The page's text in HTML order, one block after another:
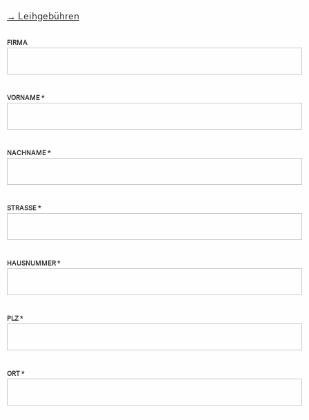
→ Leihgebühren
FIRMA
VORNAME *
NACHNAME *
STRASSE *
HAUSNUMMER *
PLZ *
ORT *